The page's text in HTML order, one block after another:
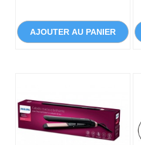
AJOUTER AU PANIER